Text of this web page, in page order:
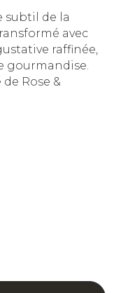
subtil de la
avec
raffinée,
gourmandise.
Rose &